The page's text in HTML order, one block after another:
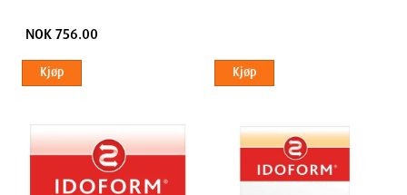
NOK 756.00
Kjøp Kjøp